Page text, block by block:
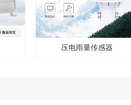
压电雨量传感器